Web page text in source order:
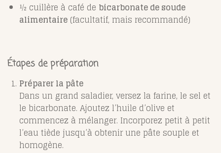
½ cuillère à café de bicarbonate de soude
alimentaire (facultatif, mais recommandé)
Étapes de préparation
Préparer la pâte
Dans un grand saladier, versez la farine, le sel et
le bicarbonate. Ajoutez l’huile d’olive et
commencez à mélanger. Incorporez petit à petit
l’eau tiède jusqu’à obtenir une pâte souple et
homogène.